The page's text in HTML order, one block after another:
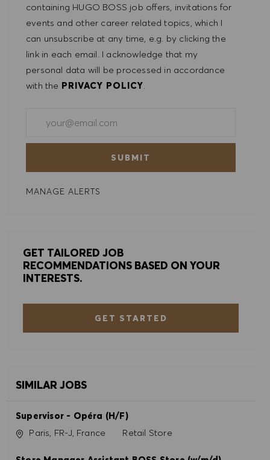
containing HUGO BOSS job offers, invitations for
events and other career related topics, which I
can unsubscribe at any time, e.g. by clicking the
link in each email. I acknowledge that my
personal data will be processed in accordance
with the PRIVACY POLICY.
SUBMIT
MANAGE ALERTS
GET TAILORED JOB
RECOMMENDATIONS BASED ON YOUR
INTERESTS.
GET STARTED
SIMILAR JOBS
Supervisor - Opéra (H/F)
Location
Paris, FR-J, France Category
Retail Store